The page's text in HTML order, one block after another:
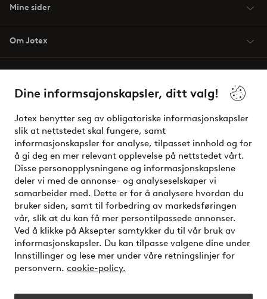
Dine informsajonskapsler, ditt valg!
Jotex benytter seg av obligatoriske informasjonskapsler
slik at nettstedet skal fungere, samt
informasjonskapsler for analyse, tilpasset innhold og for
å gi deg en mer relevant opplevelse på nettstedet vårt.
Disse personopplysningene og informasjonskapslene
deler vi med de annonse- og analyseselskaper vi
samarbeider med. Dette er for å analysere hvordan du
bruker siden, samt til forbedring av markedsføringen
vår, slik at du kan få mer persontilpassede annonser.
Ved å klikke på Aksepter samtykker du til vår bruk av
informasjonskapsler. Du kan tilpasse valgene dine under
Innstillinger og lese mer under våre retningslinjer for
personvern. cookie-policy.
Mine sider
Om Jotex
Venner
Sikre betalinger - Betal direkte eller del opp
Vil du vite mer om våre betalingsalternativer?
elpy